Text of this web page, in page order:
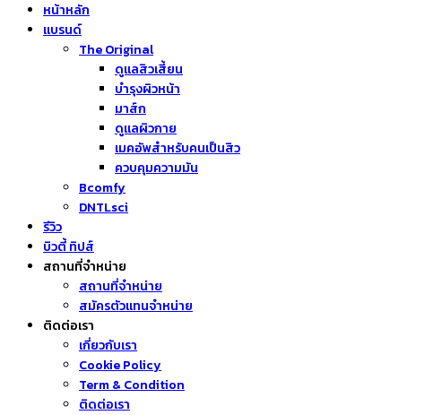
หน้าหลัก
แบรนด์
The Original
ดูแลสิวเสี้ยน
บำรุงผิวหน้า
มาส์ก
ดูแลผิวกาย
เมคอัพสำหรับคนเป็นสิว
ควบคุมความมัน
Bcomfy
DNTLsci
รีวิว
บิวตี้ ทิปส์
สถานที่จำหน่าย
สถานที่จำหน่าย
สมัครตัวแทนจำหน่าย
ติดต่อเรา
เกี่ยวกับเรา
Cookie Policy
Term & Condition
ติดต่อเรา